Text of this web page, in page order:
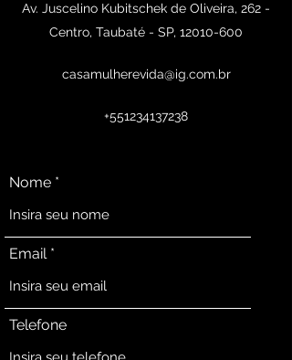
Av. Juscelino Kubitschek de Oliveira, 262 -
Centro, Taubaté - SP, 12010-600
casamulherevida@ig.com.br
+551234137238
Nome
Email
Telefone